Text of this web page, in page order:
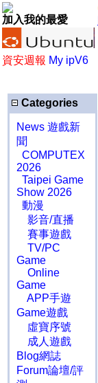
加入我的最愛
資安週報 My ipV6
Categories
News 遊戲新
聞
COMPUTEX
2026
Taipei Game
Show 2026
動漫
影音/直播
賽事遊戲
TV/PC
Game
Online
Game
APP手遊
Game遊戲
虛寶序號
成人遊戲
Blog網誌
Forum論壇/評